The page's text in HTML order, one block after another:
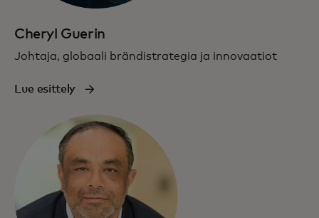
Cheryl Guerin
Johtaja, globaali brändistrategia ja innovaatiot
Lue esittely